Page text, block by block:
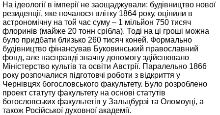
На ідеології в імперії не заощаджували: будівництво нової
резиденції, яке почалося влітку 1864 року, оцінили в
астрономічну на той час суму – 1 мільйон 750 тисяч
флоринів (майже 20 тонн срібла). Тоді на ці гроші можна
було придбати близько 260 тисяч коней. Формально
будівництво фінансував Буковинський православний
фонд, але насправді значну допомогу здійснювало
Міністерство культів та освіти Австрії. Паралельно 1866
року розпочалися підготовчі роботи з відкриття у
Чернівцях богословського факультету. Було розроблено
проект статуту факультету на основі статутів
богословських факультетів у Зальцбурзі та Оломоуці, а
також Російської духовної академії.